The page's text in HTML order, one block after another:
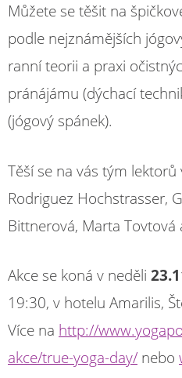
Můžete se těšit na
podle nejznámějších
ranní teorii a praxi
pránájámu (dýchací
(jógový spánek).
Těší se na vás tým
Rodriguez Hochstrasser,
Bittnerová, Marta Tovtová
Akce se koná v neděli
19:30, v hotelu Amarilis,
Více na http://
akce/true-yoga-day/ nebo